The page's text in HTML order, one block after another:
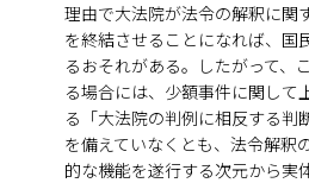
理由で大法院が法令の解釈に関
を終結させることになれば、国
るおそれがある。したがって、
る場合には、少額事件に関して
る「大法院の判例に相反する判
を備えていなくとも、法令解釈
的な機能を遂行する次元から実